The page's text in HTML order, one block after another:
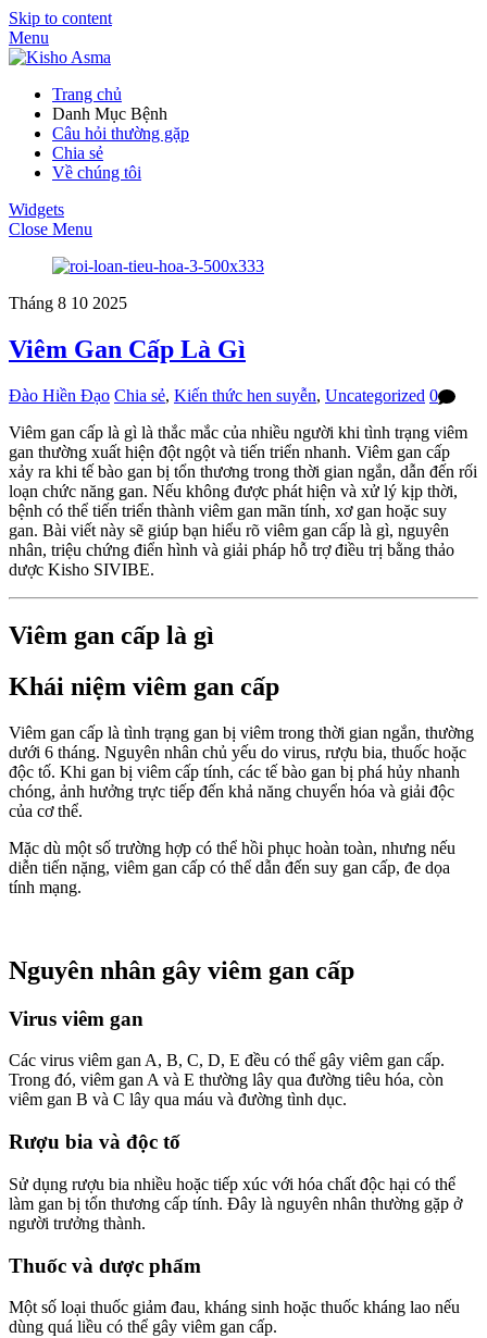
Skip to content
Menu
Trang chủ
Danh Mục Bệnh
Câu hỏi thường gặp
Chia sẻ
Về chúng tôi
Widgets
Close Menu
Tháng 8 10 2025
Viêm Gan Cấp Là Gì
Đào Hiền Đạo Chia sẻ, Kiến thức hen suyễn, Uncategorized 0
Viêm gan cấp là gì là thắc mắc của nhiều người khi tình trạng viêm
gan thường xuất hiện đột ngột và tiến triển nhanh. Viêm gan cấp
xảy ra khi tế bào gan bị tổn thương trong thời gian ngắn, dẫn đến rối
loạn chức năng gan. Nếu không được phát hiện và xử lý kịp thời,
bệnh có thể tiến triển thành viêm gan mãn tính, xơ gan hoặc suy
gan. Bài viết này sẽ giúp bạn hiểu rõ viêm gan cấp là gì, nguyên
nhân, triệu chứng điển hình và giải pháp hỗ trợ điều trị bằng thảo
dược Kisho SIVIBE.
Viêm gan cấp là gì
Khái niệm viêm gan cấp
Viêm gan cấp là tình trạng gan bị viêm trong thời gian ngắn, thường
dưới 6 tháng. Nguyên nhân chủ yếu do virus, rượu bia, thuốc hoặc
độc tố. Khi gan bị viêm cấp tính, các tế bào gan bị phá hủy nhanh
chóng, ảnh hưởng trực tiếp đến khả năng chuyển hóa và giải độc
của cơ thể.
Mặc dù một số trường hợp có thể hồi phục hoàn toàn, nhưng nếu
diễn tiến nặng, viêm gan cấp có thể dẫn đến suy gan cấp, đe dọa
tính mạng.
Nguyên nhân gây viêm gan cấp
Virus viêm gan
Các virus viêm gan A, B, C, D, E đều có thể gây viêm gan cấp.
Trong đó, viêm gan A và E thường lây qua đường tiêu hóa, còn
viêm gan B và C lây qua máu và đường tình dục.
Rượu bia và độc tố
Sử dụng rượu bia nhiều hoặc tiếp xúc với hóa chất độc hại có thể
làm gan bị tổn thương cấp tính. Đây là nguyên nhân thường gặp ở
người trưởng thành.
Thuốc và dược phẩm
Một số loại thuốc giảm đau, kháng sinh hoặc thuốc kháng lao nếu
dùng quá liều có thể gây viêm gan cấp.